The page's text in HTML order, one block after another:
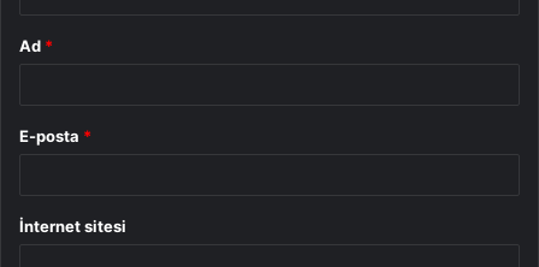
Ad *
E-posta *
İnternet sitesi